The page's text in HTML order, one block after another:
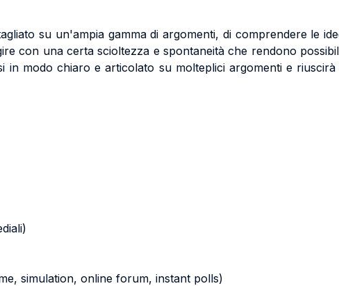
su un'ampia gamma di argomenti, di comprendere le
con una certa scioltezza e spontaneità che rendono
modo chiaro e articolato su molteplici argomenti e
simulation, online forum, instant polls)